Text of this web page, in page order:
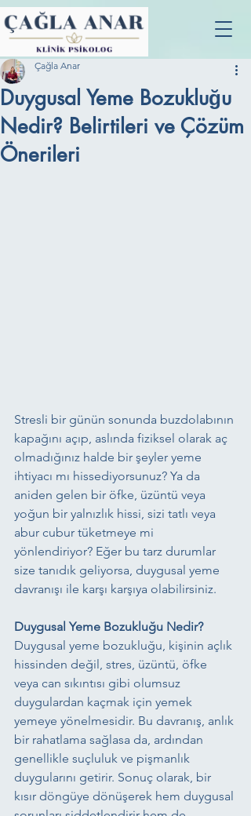
Duygusal Yeme Bozukluğu
Nedir? Belirtileri ve Çözüm
Önerileri
Çağla Anar
Stresli bir günün sonunda buzdolabının
kapağını açıp, aslında fiziksel olarak aç
olmadığınız halde bir şeyler yeme
ihtiyacı mı hissediyorsunuz? Ya da
aniden gelen bir öfke, üzüntü veya
yoğun bir yalnızlık hissi, sizi tatlı veya
abur cubur tüketmeye mi
yönlendiriyor? Eğer bu tarz durumlar
size tanıdık geliyorsa, duygusal yeme
davranışı ile karşı karşıya olabilirsiniz.
Duygusal Yeme Bozukluğu Nedir?
Duygusal yeme bozukluğu, kişinin açlık
hissinden değil, stres, üzüntü, öfke
veya can sıkıntısı gibi olumsuz
duygulardan kaçmak için yemek
yemeye yönelmesidir. Bu davranış, anlık
bir rahatlama sağlasa da, ardından
genellikle suçluluk ve pişmanlık
duygularını getirir. Sonuç olarak, bir
kısır döngüye dönüşerek hem duygusal